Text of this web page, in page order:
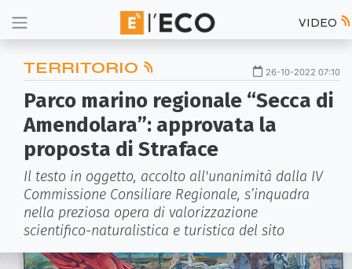
VIDEO
TERRITORIO 26-10-2022 07:10
Parco marino regionale “Secca di
Amendolara”: approvata la
proposta di Straface
Il testo in oggetto, accolto all'unanimità dalla IV
Commissione Consiliare Regionale, s’inquadra
nella preziosa opera di valorizzazione
scientifico-naturalistica e turistica del sito